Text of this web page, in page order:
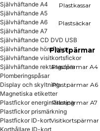
Plastkassar
Plastsäckar
Plastpärmar
Plastpärmar A4
Plastpärmar A6
Plastpärmar A7
Visitkortspärmar
Självhäftande A4
Självhäftande A5
Självhäftande A6
Självhäftande A7
Självhäftande CD DVD USB
Självhäftande hörnfickor
Självhäftande visitkortsfickor
Självhäftande rektangulära
Plomberingspåsar
Display och skyltning
Magnetiska etiketter
Plastfickor energimärkning
Plastfickor prismärkning
Plastfickor ID-kort
Korthållare ID-kort